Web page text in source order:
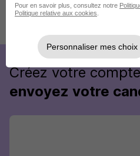
77 de plus
Créez votre
envoyez votre
Pour en savoir plus, consultez notre
Politique relative aux cookies
Personnaliser mes choix